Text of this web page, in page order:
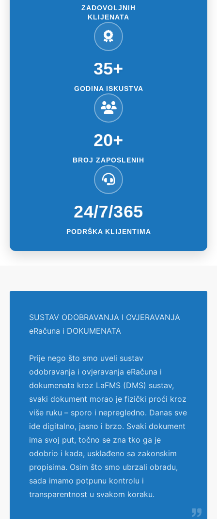
ZADOVOLJNIH
KLIJENATA
35+
GODINA ISKUSTVA
20+
BROJ ZAPOSLENIH
24/7/365
PODRŠKA KLIJENTIMA
SUSTAV ODOBRAVANJA I OVJERAVANJA
eRačuna i DOKUMENATA
Prije nego što smo uveli sustav
odobravanja i ovjeravanja eRačuna i
dokumenata kroz LaFMS (DMS) sustav,
svaki dokument morao je fizički proći kroz
više ruku – sporo i nepregledno. Danas sve
ide digitalno, jasno i brzo. Svaki dokument
ima svoj put, točno se zna tko ga je
odobrio i kada, usklađeno sa zakonskim
propisima. Osim što smo ubrzali obradu,
sada imamo potpunu kontrolu i
transparentnost u svakom koraku.